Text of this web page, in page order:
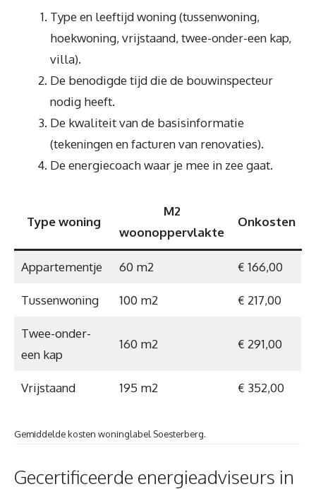
Type en leeftijd woning (tussenwoning,
hoekwoning, vrijstaand, twee-onder-een kap,
villa).
De benodigde tijd die de bouwinspecteur
nodig heeft.
De kwaliteit van de basisinformatie
(tekeningen en facturen van renovaties).
De energiecoach waar je mee in zee gaat.
Type woning
M2
woonoppervlakte
Onkosten
Appartementje 60 m2 € 166,00
Tussenwoning 100 m2 € 217,00
Twee-onder-
een kap
160 m2 € 291,00
Vrijstaand 195 m2 € 352,00
Gemiddelde kosten woninglabel Soesterberg.
Gecertificeerde energieadviseurs in